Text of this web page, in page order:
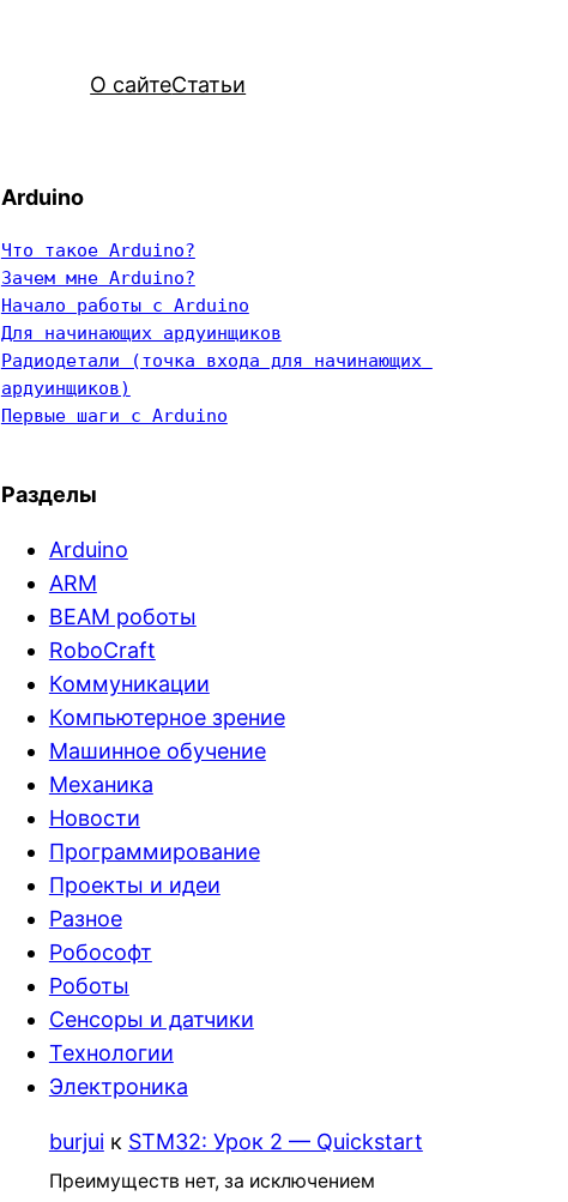
О сайтеСтатьи
Arduino
Что такое Arduino?
Зачем мне Arduino?
Начало работы с Arduino
Для начинающих ардуинщиков
Радиодетали (точка входа для начинающих
ардуинщиков)
Первые шаги с Arduino
Разделы
Arduino
ARM
BEAM роботы
RoboCraft
Коммуникации
Компьютерное зрение
Машинное обучение
Механика
Новости
Программирование
Проекты и идеи
Разное
Робософт
Роботы
Сенсоры и датчики
Технологии
Электроника
burjuiк STM32: Урок 2 — Quickstart
Преимуществ нет, за исключением